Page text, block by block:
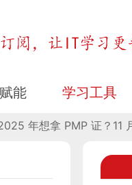
？11 月
能 学习工具
年想拿 PMP 证？11